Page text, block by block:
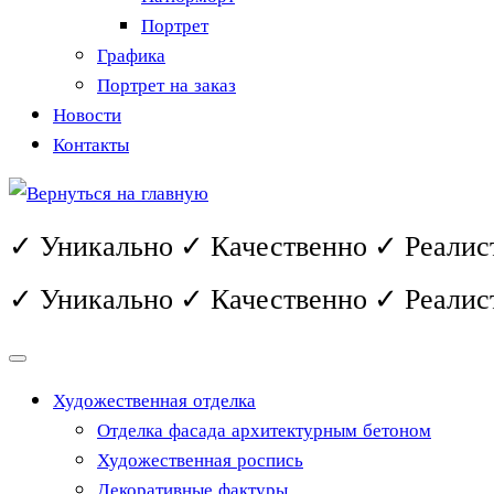
Портрет
Графика
Портрет на заказ
Новости
Контакты
✓ Уникально ✓ Качественно ✓
✓ Уникально ✓ Качественно ✓
Художественная отделка
Отделка фасада архитектурным бетоном
Художественная роспись